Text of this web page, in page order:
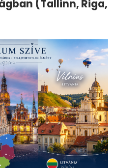
(Tallinn, Riga,